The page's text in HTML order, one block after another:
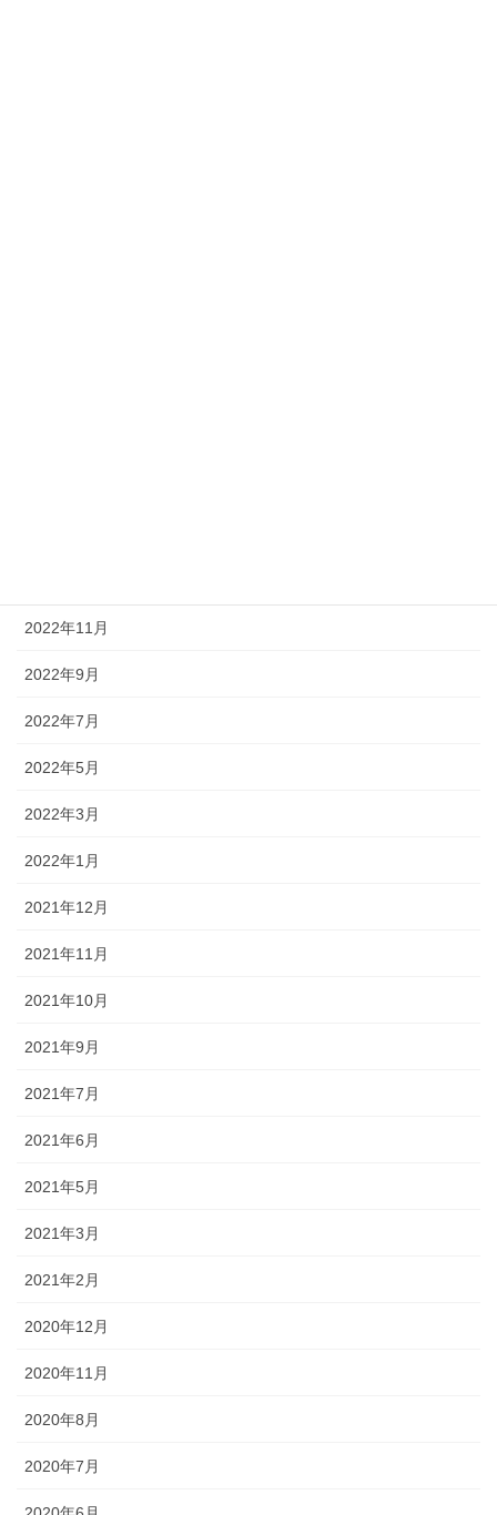
2022年11月
2022年9月
2022年7月
2022年5月
2022年3月
2022年1月
2021年12月
2021年11月
2021年10月
2021年9月
2021年7月
2021年6月
2021年5月
2021年3月
2021年2月
2020年12月
2020年11月
2020年8月
2020年7月